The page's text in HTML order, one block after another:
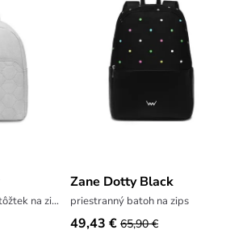
pohodlný mestský batôžtek na zips
Zane Dotty Black
priestranný batoh na zips
49,43 € 65,90 €